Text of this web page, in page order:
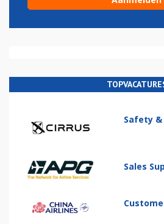
Safety
Sales